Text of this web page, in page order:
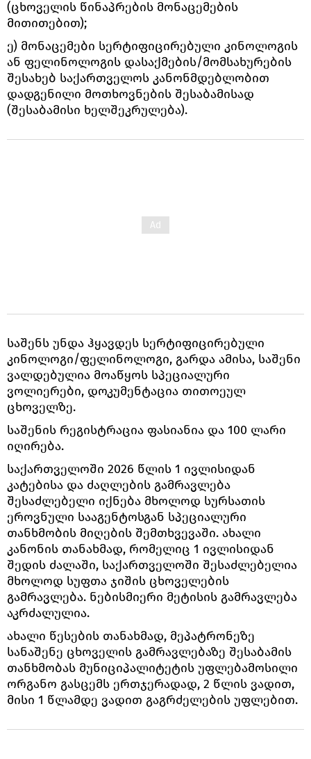
(ცხოველის წინაპრების მონაცემების
მითითებით);
ე) მონაცემები სერტიფიცირებული კინოლოგის
ან ფელინოლოგის დასაქმების/მომსახურების
შესახებ საქართველოს კანონმდებლობით
დადგენილი მოთხოვნების შესაბამისად
(შესაბამისი ხელშეკრულება).
საშენს უნდა ჰყავდეს სერტიფიცირებული
კინოლოგი/ფელინოლოგი, გარდა ამისა, საშენი
ვალდებულია მოაწყოს სპეციალური
ვოლიერები, დოკუმენტაცია თითოეულ
ცხოველზე.
საშენის რეგისტრაცია ფასიანია და 100 ლარი
იღირება.
საქართველოში 2026 წლის 1 ივლისიდან
კატებისა და ძაღლების გამრავლება
შესაძლებელი იქნება მხოლოდ სურსათის
ეროვნული სააგენტოსგან სპეციალური
თანხმობის მიღების შემთხვევაში. ახალი
კანონის თანახმად, რომელიც 1 ივლისიდან
შედის ძალაში, საქართველოში შესაძლებელია
მხოლოდ სუფთა ჯიშის ცხოველების
გამრავლება. ნებისმიერი მეტისის გამრავლება
აკრძალულია.
ახალი წესების თანახმად, მეპატრონეზე
სანაშენე ცხოველის გამრავლებაზე შესაბამის
თანხმობას მუნიციპალიტეტის უფლებამოსილი
ორგანო გასცემს ერთჯერადად, 2 წლის ვადით,
მისი 1 წლამდე ვადით გაგრძელების უფლებით.